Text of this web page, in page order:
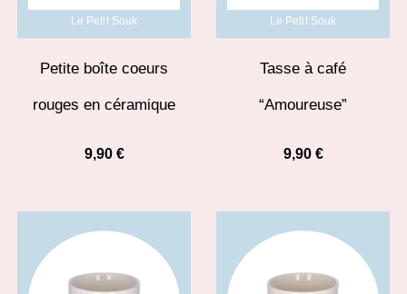
Le Petit Souk
Petite boîte coeurs
rouges en céramique
9,90 €
Le Petit Souk
Tasse à café
“Amoureuse”
9,90 €